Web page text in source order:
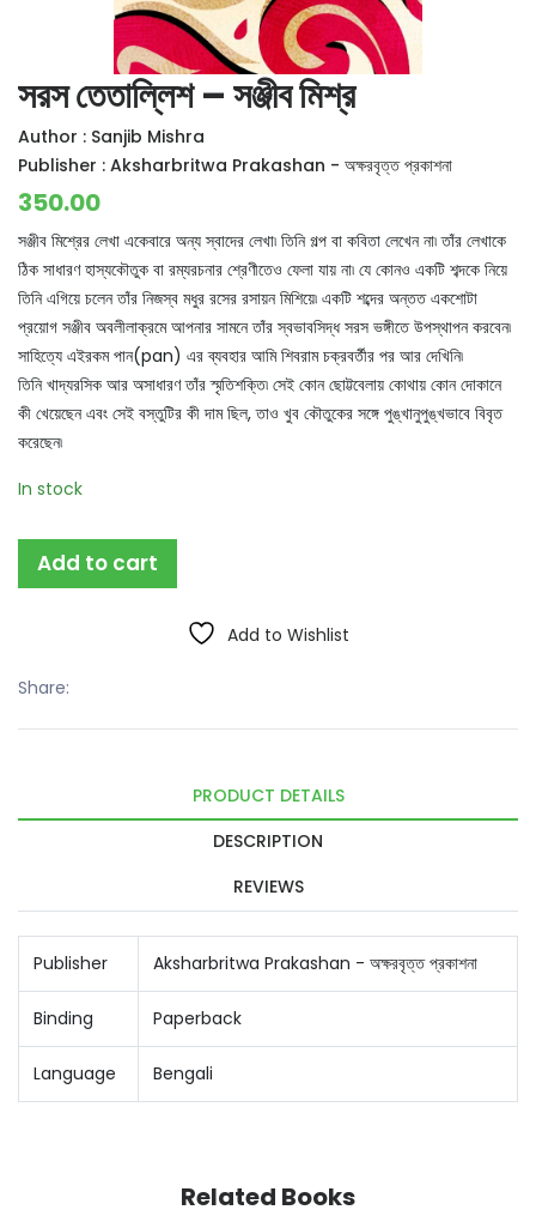
সরস তেতাল্লিশ – সঞ্জীব মিশ্র
Author : Sanjib Mishra
Publisher : Aksharbritwa Prakashan - অক্ষরবৃত্ত প্রকাশনা
350.00
সঞ্জীব মিশ্রের লেখা একেবারে অন্য স্বাদের লেখা৷ তিনি গল্প বা কবিতা লেখেন না৷ তাঁর লেখাকে
ঠিক সাধারণ হাস্যকৌতুক বা রম্যরচনার শ্রেণীতেও ফেলা যায় না৷ যে কোনও একটি শব্দকে নিয়ে
তিনি এগিয়ে চলেন তাঁর নিজস্ব মধুর রসের রসায়ন মিশিয়ে৷ একটি শব্দের অন্তত একশোটা
প্রয়োগ সঞ্জীব অবলীলাক্রমে আপনার সামনে তাঁর স্বভাবসিদ্ধ সরস ভঙ্গীতে উপস্থাপন করবেন৷
সাহিত্যে এইরকম পান(pan) এর ব্যবহার আমি শিবরাম চক্রবর্তীর পর আর দেখিনি৷
তিনি খাদ্যরসিক আর অসাধারণ তাঁর স্মৃতিশক্তি৷ সেই কোন ছোট্টবেলায় কোথায় কোন দোকানে
কী খেয়েছেন এবং সেই বস্তুটির কী দাম ছিল, তাও খুব কৌতুকের সঙ্গে পুঙ্খানুপুঙ্খভাবে বিবৃত
করেছেন৷
In stock
Add to cart
Add to Wishlist
Share:
PRODUCT DETAILS
DESCRIPTION
REVIEWS
Publisher Aksharbritwa Prakashan - অক্ষরবৃত্ত প্রকাশনা
Binding Paperback
Language Bengali
Related Books